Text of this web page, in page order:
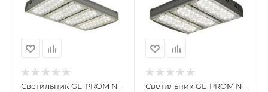
Светильник GL-PROM N-
Светильник GL-PROM N-